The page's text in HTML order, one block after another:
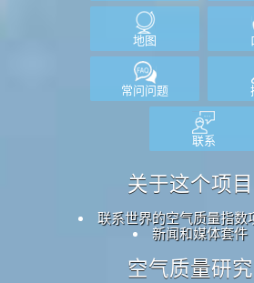
地图
常问问题
联系
关于这个项目
联系世界的空气质量指数
新闻和媒体套件
空气质量研究